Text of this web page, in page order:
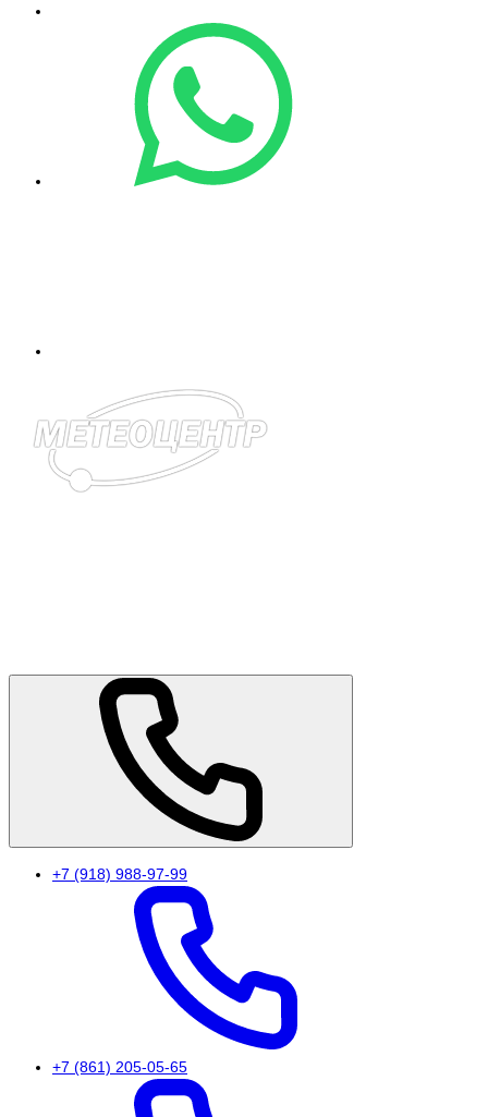
+7 (918) 988-97-99
+7 (861) 205-05-65